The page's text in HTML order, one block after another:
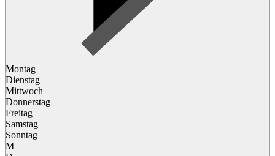
Montag
Dienstag
Mittwoch
Donnerstag
Freitag
Samstag
Sonntag
M